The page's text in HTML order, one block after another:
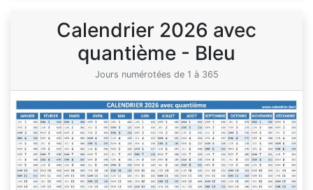
Calendrier 2026 avec
quantième - Bleu
Jours numérotées de 1 à 365